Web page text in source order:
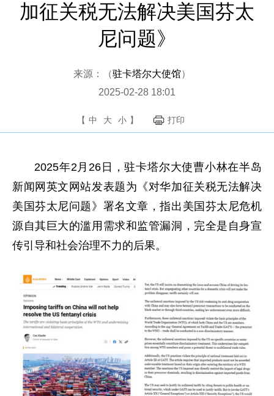
加征关税无法解决美国芬太
尼问题》
来源：（驻卡塔尔大使馆）
2025-02-28 18:01
【 中 大 小 】 打印
2025年2月26日，驻卡塔尔大使曹小林在半岛
新闻网英文网站发表题为《对华加征关税无法解决
美国芬太尼问题》署名文章，指出美国芬太尼危机
源自其巨大的滥用需求和监管漏洞，完全是自身宣
传引导和社会治理不力的后果。